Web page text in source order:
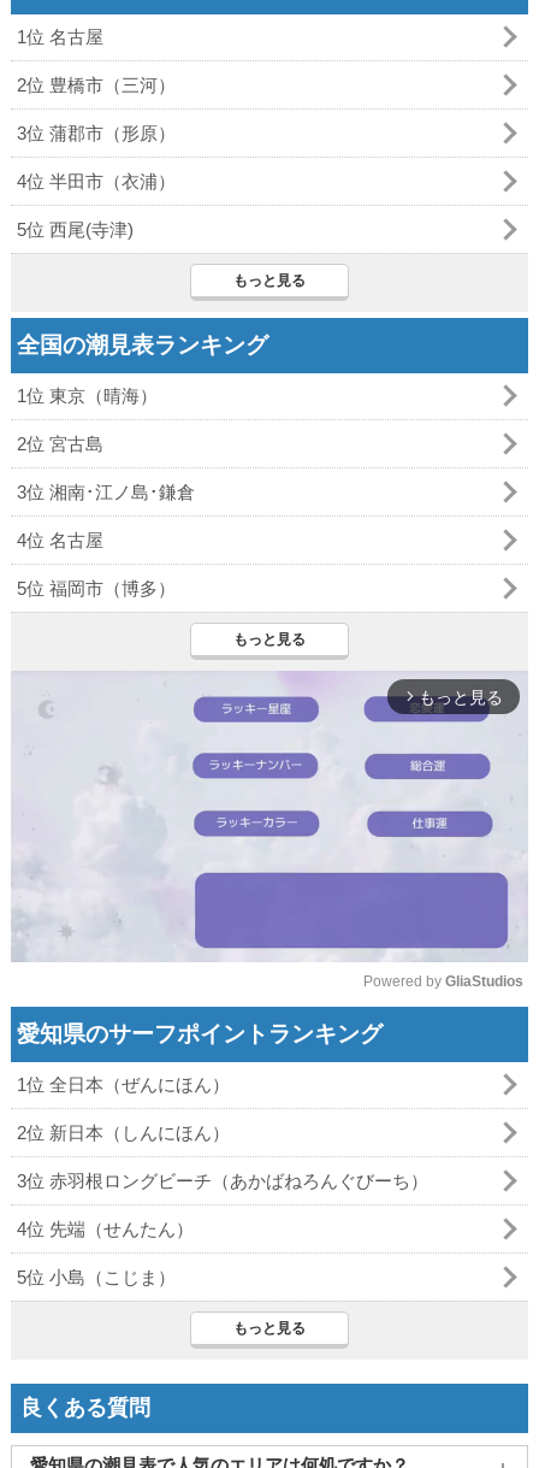
1位 名古屋
2位 豊橋市（三河）
3位 蒲郡市（形原）
4位 半田市（衣浦）
5位 西尾(寺津)
もっと見る
全国の潮見表ランキング
1位 東京（晴海）
2位 宮古島
3位 湘南･江ノ島･鎌倉
4位 名古屋
5位 福岡市（博多）
もっと見る
arrow_forward_ios もっと見る
Powered by GliaStudios
愛知県のサーフポイントランキング
1位 全日本（ぜんにほん）
2位 新日本（しんにほん）
3位 赤羽根ロングビーチ（あかばねろんぐびーち）
4位 先端（せんたん）
5位 小島（こじま）
もっと見る
良くある質問